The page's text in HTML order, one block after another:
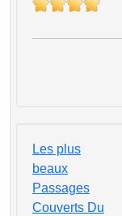
Les plus
beaux
Passages
Couverts Du